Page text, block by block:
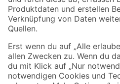
Sicher einkaufen
Jetzt die toom-App herunterladen